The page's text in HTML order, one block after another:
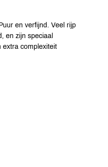
en verfijnd. Veel rijp
en zijn speciaal
extra complexiteit